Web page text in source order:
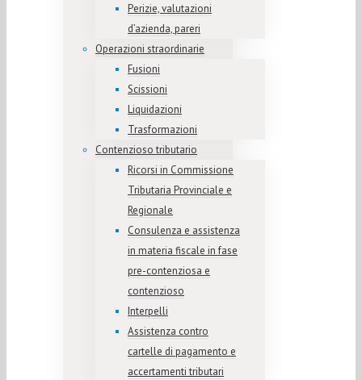
Perizie, valutazioni
d’azienda, pareri
Operazioni straordinarie
Fusioni
Scissioni
Liquidazioni
Trasformazioni
Contenzioso tributario
Ricorsi in Commissione
Tributaria Provinciale e
Regionale
Consulenza e assistenza
in materia fiscale in fase
pre-contenziosa e
contenzioso
Interpelli
Assistenza contro
cartelle di pagamento e
accertamenti tributari